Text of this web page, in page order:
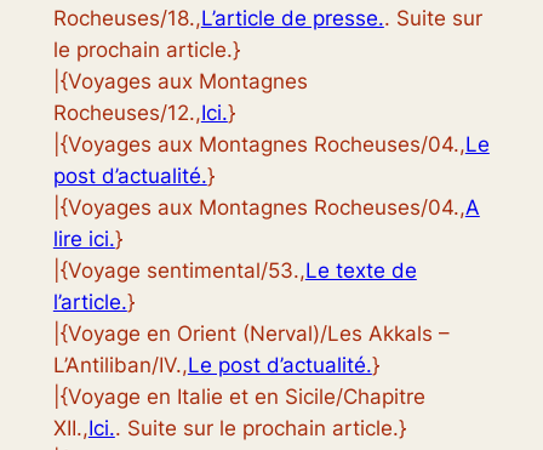
Rocheuses/18.,L’article de presse.. Suite sur
le prochain article.}
|{Voyages aux Montagnes
Rocheuses/12.,Ici.}
|{Voyages aux Montagnes Rocheuses/04.,Le
post d’actualité.}
|{Voyages aux Montagnes Rocheuses/04.,A
lire ici.}
|{Voyage sentimental/53.,Le texte de
l’article.}
|{Voyage en Orient (Nerval)/Les Akkals –
L’Antiliban/IV.,Le post d’actualité.}
|{Voyage en Italie et en Sicile/Chapitre
XII.,Ici.. Suite sur le prochain article.}